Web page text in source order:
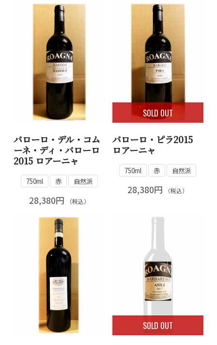
バローロ・デル・コム
ーネ・ディ・バローロ
2015 ロアーニャ
750ml 赤 自然派
28,380円 （税込）
SOLD OUT
バローロ・ピラ2015
ロアーニャ
750ml 赤 自然派
28,380円 （税込）
SOLD OUT